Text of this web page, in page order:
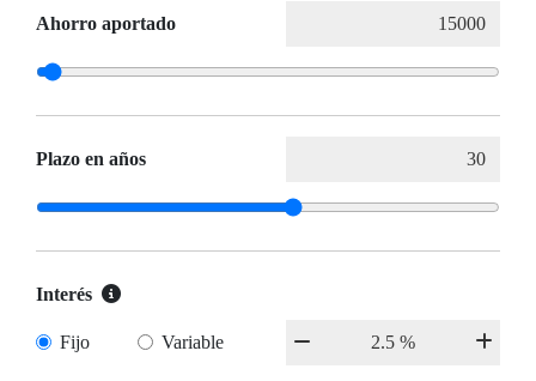
Ahorro aportado
Plazo en años
Interés
Fijo Variable